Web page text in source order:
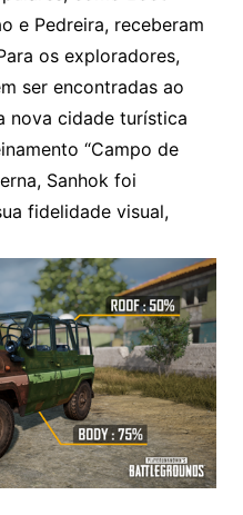
e Pedreira, receberam
os exploradores,
ser encontradas ao
nova cidade turística
“Campo de
Sanhok foi
fidelidade visual,